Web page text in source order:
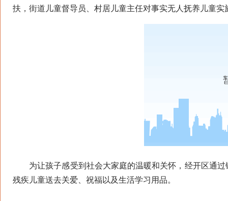
扶，街道儿童督导员、村居儿童主任对事实无人抚养儿童
为让孩子感受到社会大家庭的温暖和关怀，经开区通过
残疾儿童送去关爱、祝福以及生活学习用品。